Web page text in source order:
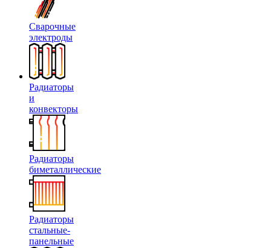
Сварочные
электроды
Радиаторы
и
конвекторы
Радиаторы
биметаллические
Радиаторы
стальные-
панельные